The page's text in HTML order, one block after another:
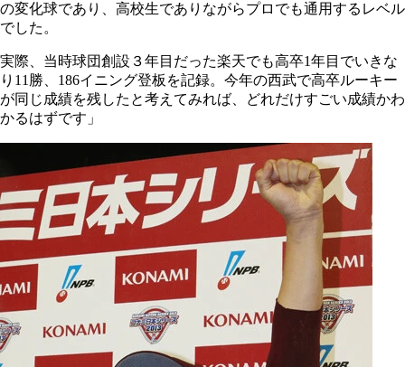
の変化球であり、高校生でありながらプロでも通用するレベル
でした。
実際、当時球団創設３年目だった楽天でも高卒1年目でいきな
り11勝、186イニング登板を記録。今年の西武で高卒ルーキー
が同じ成績を残したと考えてみれば、どれだけすごい成績かわ
かるはずです」